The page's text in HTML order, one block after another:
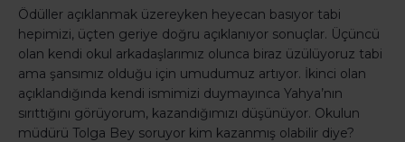
Ödüller açıklanmak üzereyken heyecan basıyor tabi
hepimizi, üçten geriye doğru açıklanıyor sonuçlar. Üçüncü
olan kendi okul arkadaşlarımız olunca biraz üzülüyoruz tabi
ama şansımız olduğu için umudumuz artıyor. İkinci olan
açıklandığında kendi ismimizi duymayınca Yahya’nın
sırıttığını görüyorum, kazandığımızı düşünüyor. Okulun
müdürü Tolga Bey soruyor kim kazanmış olabilir diye?